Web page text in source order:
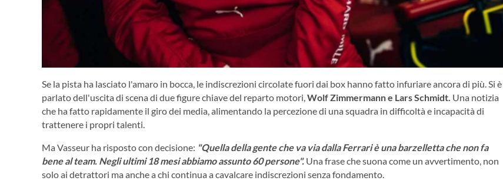
Se la pista ha lasciato l'amaro in bocca, le indiscrezioni circolate fuori dai box hanno fatto infuriare ancora di più. Si è
parlato dell'uscita di scena di due figure chiave del reparto motori, Wolf Zimmermann e Lars Schmidt. Una notizia
che ha fatto rapidamente il giro dei media, alimentando la percezione di una squadra in difficoltà e incapacità di
trattenere i propri talenti.
Ma Vasseur ha risposto con decisione: "Quella della gente che va via dalla Ferrari è una barzelletta che non fa
bene al team. Negli ultimi 18 mesi abbiamo assunto 60 persone". Una frase che suona come un avvertimento, non
solo ai detrattori ma anche a chi continua a cavalcare indiscrezioni senza fondamento.